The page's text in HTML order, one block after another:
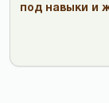
под навыки и